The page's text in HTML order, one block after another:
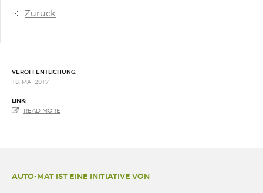
Zurück
VERÖFFENTLICHUNG:
18. MAI 2017
LINK:
READ MORE
AUTO-MAT IST EINE INITIATIVE VON